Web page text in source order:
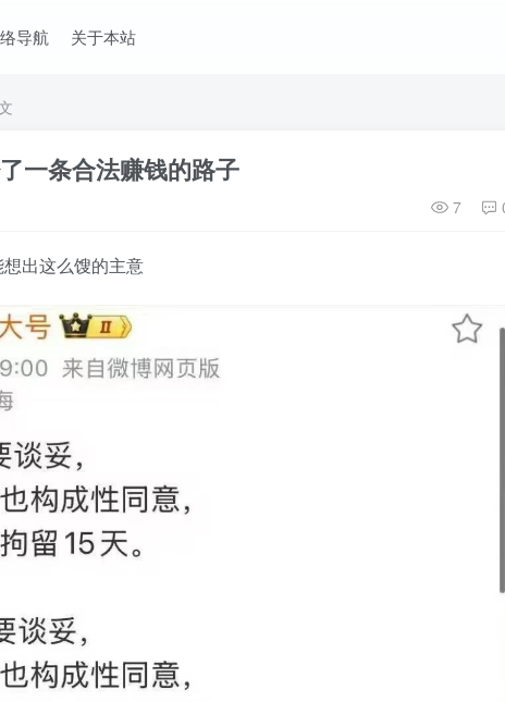
导航 关于本站
一条合法赚钱的路子
7
出这么馊的主意